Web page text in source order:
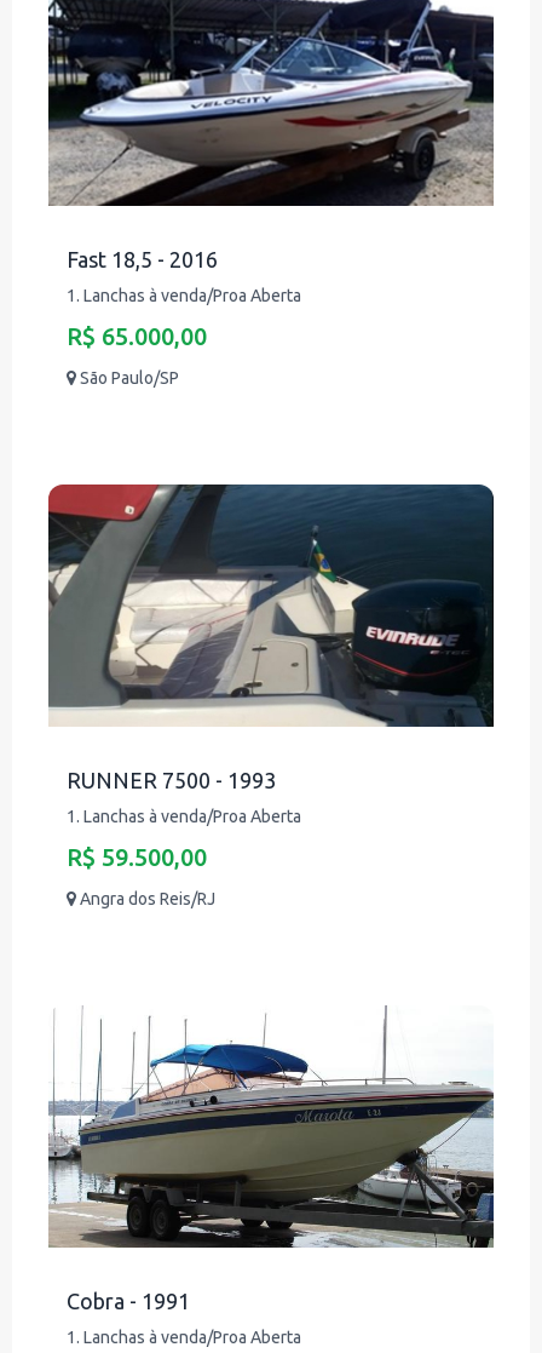
Fast 18,5 - 2016
1. Lanchas à venda/Proa Aberta
R$ 65.000,00
São Paulo/SP
RUNNER 7500 - 1993
1. Lanchas à venda/Proa Aberta
R$ 59.500,00
Angra dos Reis/RJ
Cobra - 1991
1. Lanchas à venda/Proa Aberta